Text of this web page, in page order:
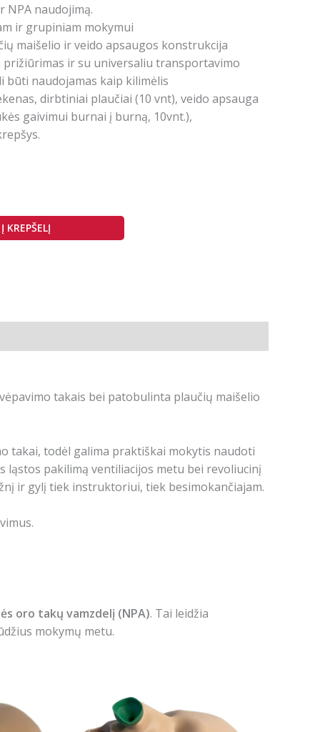
NPA naudojimą.
ir grupiniam mokymui
maišelio ir veido apsaugos konstrukcija
prižiūrimas ir su universaliu transportavimo
būti naudojamas kaip kilimėlis
dirbtiniai plaučiai (10 vnt), veido apsauga
gaivimui burnai į burną, 10vnt.),
Į KREPŠELĮ
takais bei patobulinta plaučių maišelio
takai, todėl galima praktiškai mokytis naudoti
pakilimą ventiliacijos metu bei revoliucinį
ir gylį tiek instruktoriui, tiek besimokančiajam.
oro takų vamzdelį (NPA). Tai leidžia
mokymų metu.